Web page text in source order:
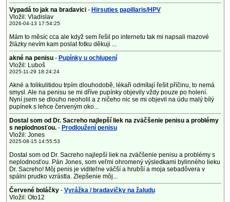
Vypadá to jak na bradavici - Hirsuties papillaris/HPV
Vložil: Vladislav
2026-04-13 17:54:25
Mám to měsíc cca ale když sem řešil po internetu tak mi napsali mazové
žlázky nevím kam poslat fotku děkuji ...
akné na penisu- Pupínky u ochlupení
Vložil: Luboš
2025-11-29 18:24:24
Akné a folikulitidou trpím dlouhodobě, lékaři odmítají řešit příčinu, to nemá
smysl. Ale na penisu se mi dříve pupínky objevily vždy pouze po holení.
Nyní jsem se dlouho neoholil a z ničeho nic se mi objevil na údu malý bílý
pupínek s lehce červeným oko...
Dostal som od Dr. Sacreho najlepší liek na zväčšenie penisu a problémy
s neplodnosťou.- Prodloužení penisu
Vložil: Jones
2025-08-15 14:55:53
Dostal som od Dr. Sacreho najlepší liek na zväčšenie penisu a problémy s
neplodnosťou. Pán Jones, som veľmi ohromený výsledkami bylinného lieku
Dr. Sacreho! Môj penis je viditeľne väčší a hrubší a moja sebadôvera v
spálni prudko vzrástla. Zlepšenie môj...
Červené boláčky - Vyrážka / bradavičky na žaludu
Vložil: Oto12